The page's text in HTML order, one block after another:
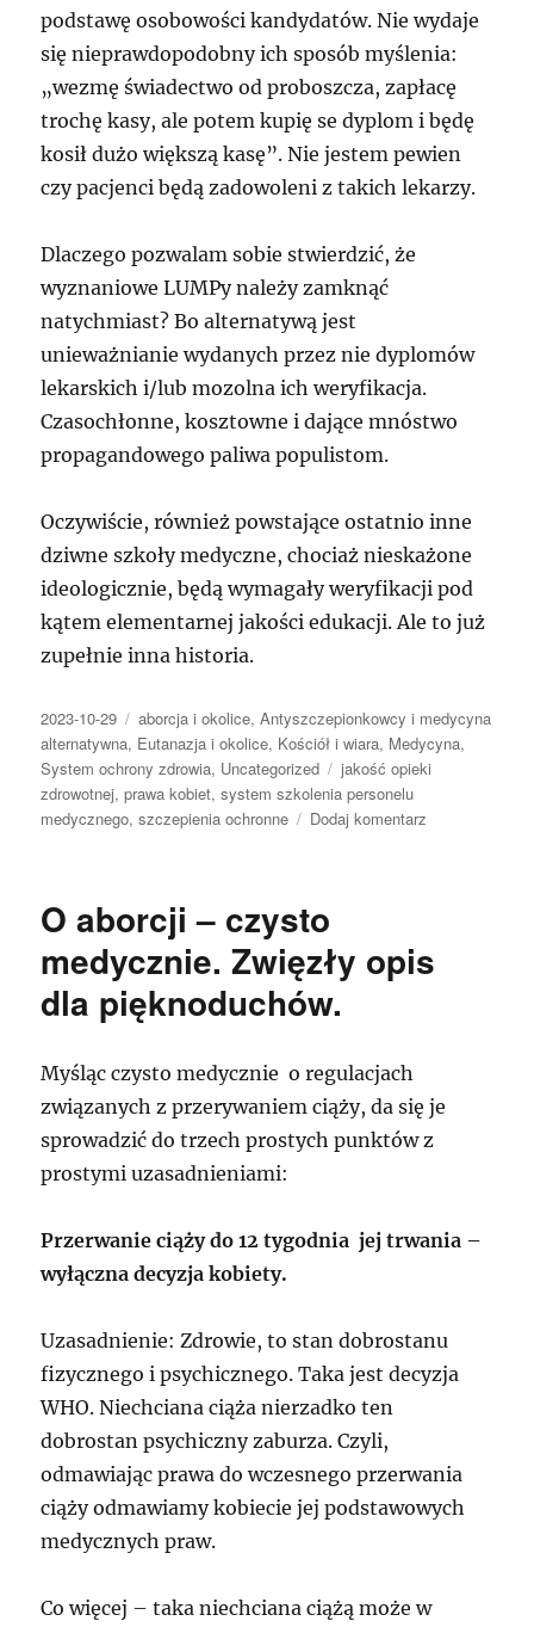
podstawę osobowości kandydatów. Nie wydaje
się nieprawdopodobny ich sposób myślenia:
„wezmę świadectwo od proboszcza, zapłacę
trochę kasy, ale potem kupię se dyplom i będę
kosił dużo większą kasę”. Nie jestem pewien
czy pacjenci będą zadowoleni z takich lekarzy.
Dlaczego pozwalam sobie stwierdzić, że
wyznaniowe LUMPy należy zamknąć
natychmiast? Bo alternatywą jest
unieważnianie wydanych przez nie dyplomów
lekarskich i/lub mozolna ich weryfikacja.
Czasochłonne, kosztowne i dające mnóstwo
propagandowego paliwa populistom.
Oczywiście, również powstające ostatnio inne
dziwne szkoły medyczne, chociaż nieskażone
ideologicznie, będą wymagały weryfikacji pod
kątem elementarnej jakości edukacji. Ale to już
zupełnie inna historia.
Data
publikacji
2023-10-29 Kategorie
aborcja i okolice,Antyszczepionkowcy i medycyna
alternatywna, Eutanazja i okolice, Kościół i wiara, Medycyna,
System ochrony zdrowia, Uncategorized Tagi
jakość opieki
zdrowotnej,prawa kobiet,system szkolenia personelu
medycznego,szczepienia ochronne Dodaj komentarz
O aborcji – czysto
medycznie. Zwięzły opis
dla pięknoduchów.
Myśląc czysto medycznie o regulacjach
związanych z przerywaniem ciąży, da się je
sprowadzić do trzech prostych punktów z
prostymi uzasadnieniami:
Przerwanie ciąży do 12 tygodnia jej trwania –
wyłączna decyzja kobiety.
Uzasadnienie: Zdrowie, to stan dobrostanu
fizycznego i psychicznego. Taka jest decyzja
WHO. Niechciana ciąża nierzadko ten
dobrostan psychiczny zaburza. Czyli,
odmawiając prawa do wczesnego przerwania
ciąży odmawiamy kobiecie jej podstawowych
medycznych praw.
Co więcej – taka niechciana ciążą może w